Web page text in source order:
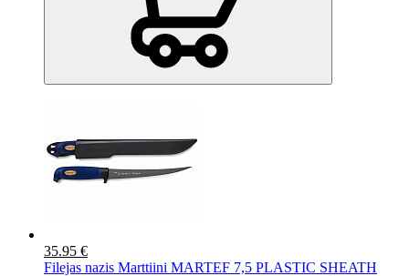
35.95 €
Filejas nazis Marttiini MARTEF 7,5 PLASTIC SHEATH